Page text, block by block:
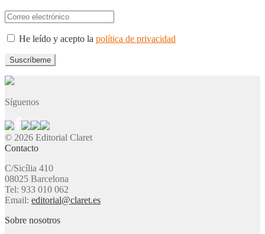
He leído y acepto la política de privacidad
Síguenos
© 2026 Editorial Claret
Contacto
C/Sicília 410
08025 Barcelona
Tel: 933 010 062
Email: editorial@claret.es
Sobre nosotros